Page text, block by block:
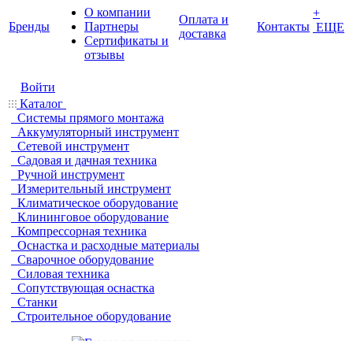
Бренды
О компании
Партнеры
Cертификаты и
отзывы
Оплата и
доставка
Контакты
+
ЕЩЕ
Войти
Каталог
Системы прямого монтажа
Аккумуляторный инструмент
Сетевой инструмент
Садовая и дачная техника
Ручной инструмент
Измерительный инструмент
Климатическое оборудование
Клининговое оборудование
Компрессорная техника
Оснастка и расходные материалы
Сварочное оборудование
Силовая техника
Сопутствующая оснастка
Станки
Строительное оборудование